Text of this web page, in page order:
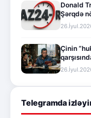
Donald
Şərqdə
Çinin
Telegramda